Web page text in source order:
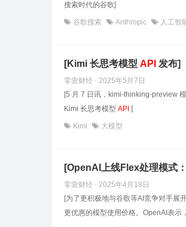
搜索时代的谷歌]
谷歌搜索 Anthropic 人工智
[Kimi 长思考模型 API 发布]
零壹财经 · 2025年5月7日
[5 月 7 日讯，kimi-thinking-preview
Kimi 长思考模型 API ]
Kimi 大模型
[OpenAI上线Flex处理模式：
零壹财经 · 2025年4月18日
[为了更积极地与谷歌等AI竞争对手展
更优惠的模型使用价格。OpenAI表示